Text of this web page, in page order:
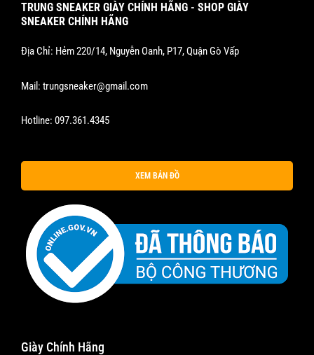
TRUNG SNEAKER GIÀY CHÍNH HÃNG - SHOP GIÀY
SNEAKER CHÍNH HÃNG
Địa Chỉ: Hẻm 220/14, Nguyễn Oanh, P17, Quận Gò Vấp
Mail: trungsneaker@gmail.com
Hotline: 097.361.4345
XEM BẢN ĐỒ
Giày Chính Hãng